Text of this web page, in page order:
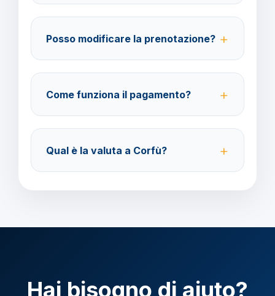
amministrazione@barbaviaggi.it, o tramite il sito
barbaviaggi.it.
Posso modificare la prenotazione?
prima della partenza con un costo di 70 euro a
modifica.
Come funziona il pagamento?
Acconto del 40% alla prenotazione, saldo 30 giorni
prima della partenza.
Qual è la valuta a Corfù?
Hai bisogno di aiuto?